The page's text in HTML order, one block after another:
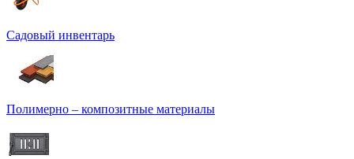
Садовый инвентарь
Полимерно – композитные материалы